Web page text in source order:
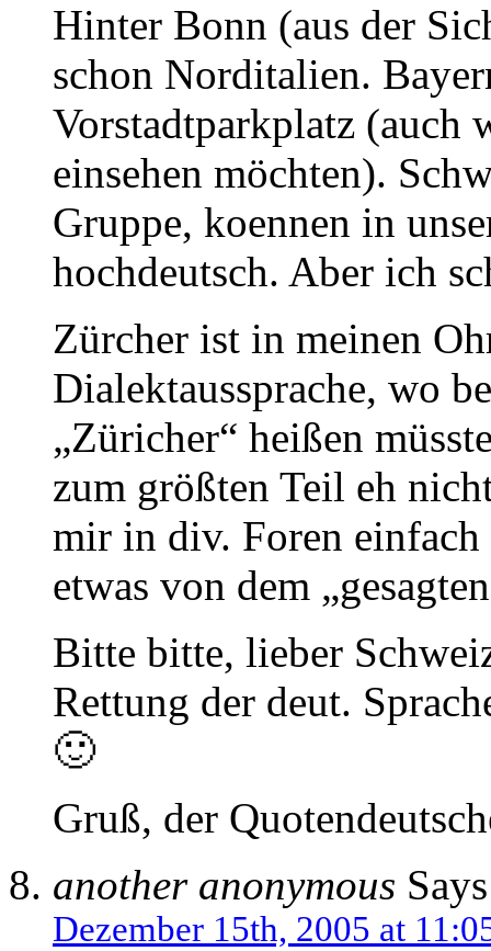
Hinter Bonn (aus der
schon Norditalien.
Vorstadtparkplatz (auch
einsehen möchten).
Gruppe, koennen in
hochdeutsch. Aber ich
Zürcher ist in meinen
Dialektaussprache, wo
„Züricher“ heißen
zum größten Teil eh
mir in div. Foren
etwas von dem
Bitte bitte, lieber
Rettung der deut.
🙂
Gruß, der
another anonymous
Dezember 15th, 2005 at